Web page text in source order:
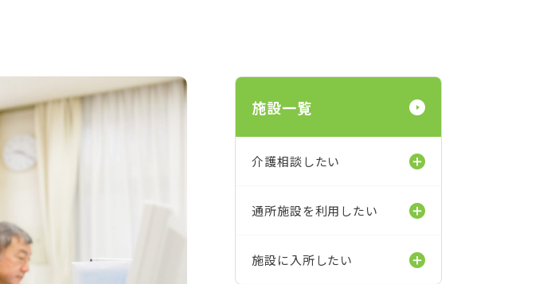
施設一覧
介護相談したい
通所施設を利用したい
施設に入所したい